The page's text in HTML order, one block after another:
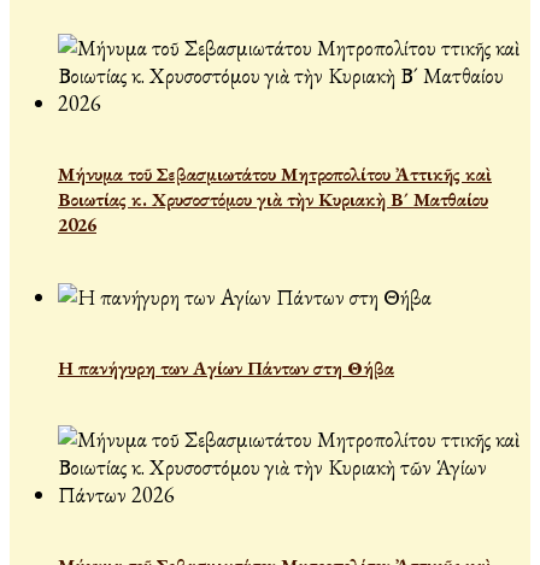
Μήνυμα τοῦ Σεβασμιωτάτου Μητροπολίτου Ἀττικῆς καὶ
Βοιωτίας κ. Χρυσοστόμου γιὰ τὴν Κυριακὴ Β´ Ματθαίου
2026
Η πανήγυρη των Αγίων Πάντων στη Θήβα